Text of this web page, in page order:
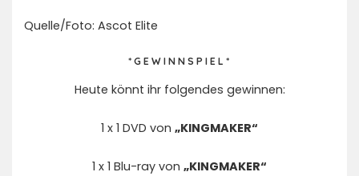
Quelle/Foto: Ascot Elite
* G E W I N N S P I E L *
Heute könnt ihr folgendes gewinnen:
1 x 1 DVD von „KINGMAKER“
1 x 1 Blu-ray von „KINGMAKER“